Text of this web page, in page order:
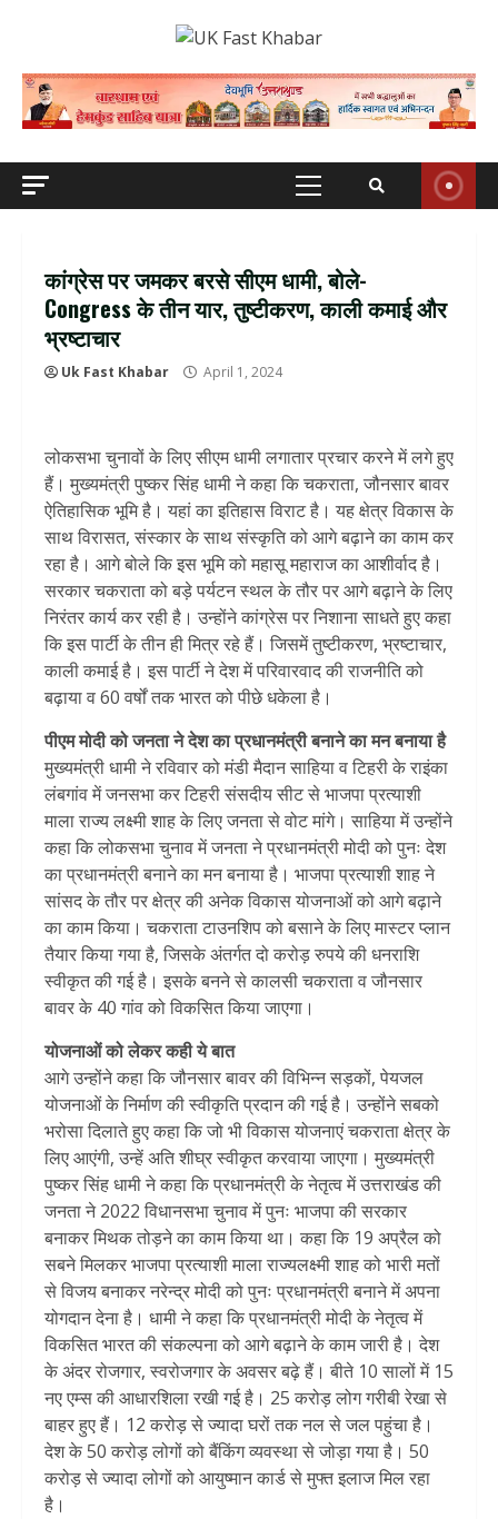
Primary
कांग्रेस पर जमकर बरसे सीएम धामी, बोले-
Congress के तीन यार, तुष्टीकरण, काली कमाई और
भ्रष्टाचार
Uk Fast Khabar April 1, 2024
लोकसभा चुनावों के लिए सीएम धामी लगातार प्रचार करने में लगे हुए
हैं। मुख्यमंत्री पुष्कर सिंह धामी ने कहा कि चकराता, जौनसार बावर
ऐतिहासिक भूमि है। यहां का इतिहास विराट है। यह क्षेत्र विकास के
साथ विरासत, संस्कार के साथ संस्कृति को आगे बढ़ाने का काम कर
रहा है। आगे बोले कि इस भूमि को महासू महाराज का आशीर्वाद है।
सरकार चकराता को बड़े पर्यटन स्थल के तौर पर आगे बढ़ाने के लिए
निरंतर कार्य कर रही है। उन्होंने कांग्रेस पर निशाना साधते हुए कहा
कि इस पार्टी के तीन ही मित्र रहे हैं। जिसमें तुष्टीकरण, भ्रष्टाचार,
काली कमाई है। इस पार्टी ने देश में परिवारवाद की राजनीति को
बढ़ाया व 60 वर्षों तक भारत को पीछे धकेला है।
पीएम मोदी को जनता ने देश का प्रधानमंत्री बनाने का मन बनाया है
मुख्यमंत्री धामी ने रविवार को मंडी मैदान साहिया व टिहरी के राइंका
लंबगांव में जनसभा कर टिहरी संसदीय सीट से भाजपा प्रत्याशी
माला राज्य लक्ष्मी शाह के लिए जनता से वोट मांगे। साहिया में उन्होंने
कहा कि लोकसभा चुनाव में जनता ने प्रधानमंत्री मोदी को पुनः देश
का प्रधानमंत्री बनाने का मन बनाया है। भाजपा प्रत्याशी शाह ने
सांसद के तौर पर क्षेत्र की अनेक विकास योजनाओं को आगे बढ़ाने
का काम किया। चकराता टाउनशिप को बसाने के लिए मास्टर प्लान
तैयार किया गया है, जिसके अंतर्गत दो करोड़ रुपये की धनराशि
स्वीकृत की गई है। इसके बनने से कालसी चकराता व जौनसार
बावर के 40 गांव को विकसित किया जाएगा।
योजनाओं को लेकर कही ये बात
आगे उन्होंने कहा कि जौनसार बावर की विभिन्न सड़कों, पेयजल
योजनाओं के निर्माण की स्वीकृति प्रदान की गई है। उन्होंने सबको
भरोसा दिलाते हुए कहा कि जो भी विकास योजनाएं चकराता क्षेत्र के
लिए आएंगी, उन्हें अति शीघ्र स्वीकृत करवाया जाएगा। मुख्यमंत्री
पुष्कर सिंह धामी ने कहा कि प्रधानमंत्री के नेतृत्व में उत्तराखंड की
जनता ने 2022 विधानसभा चुनाव में पुनः भाजपा की सरकार
बनाकर मिथक तोड़ने का काम किया था। कहा कि 19 अप्रैल को
सबने मिलकर भाजपा प्रत्याशी माला राज्यलक्ष्मी शाह को भारी मतों
से विजय बनाकर नरेन्द्र मोदी को पुनः प्रधानमंत्री बनाने में अपना
योगदान देना है। धामी ने कहा कि प्रधानमंत्री मोदी के नेतृत्व में
विकसित भारत की संकल्पना को आगे बढ़ाने के काम जारी है। देश
के अंदर रोजगार, स्वरोजगार के अवसर बढ़े हैं। बीते 10 सालों में 15
नए एम्स की आधारशिला रखी गई है। 25 करोड़ लोग गरीबी रेखा से
बाहर हुए हैं। 12 करोड़ से ज्यादा घरों तक नल से जल पहुंचा है।
देश के 50 करोड़ लोगों को बैंकिंग व्यवस्था से जोड़ा गया है। 50
करोड़ से ज्यादा लोगों को आयुष्मान कार्ड से मुफ्त इलाज मिल रहा
है।